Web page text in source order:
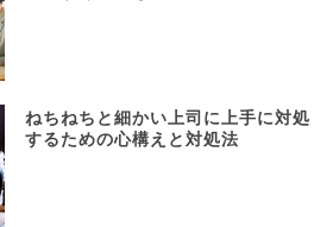
ねちねちと細かい上司に上手に対処
するための心構えと対処法